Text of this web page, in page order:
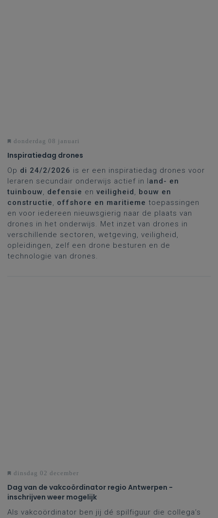
donderdag 08 januari
Inspiratiedag drones
Op di 24/2/2026 is er een inspiratiedag drones voor
leraren secundair onderwijs actief in land- en
tuinbouw, defensie en veiligheid, bouw en
constructie, offshore en maritieme toepassingen
en voor iedereen nieuwsgierig naar de plaats van
drones in het onderwijs. Met inzet van drones in
verschillende sectoren, wetgeving, veiligheid,
opleidingen, zelf een drone besturen en de
technologie van drones.
dinsdag 02 december
Dag van de vakcoördinator regio Antwerpen -
inschrijven weer mogelijk
Als vakcoördinator ben jij dé spilfiguur die collega’s